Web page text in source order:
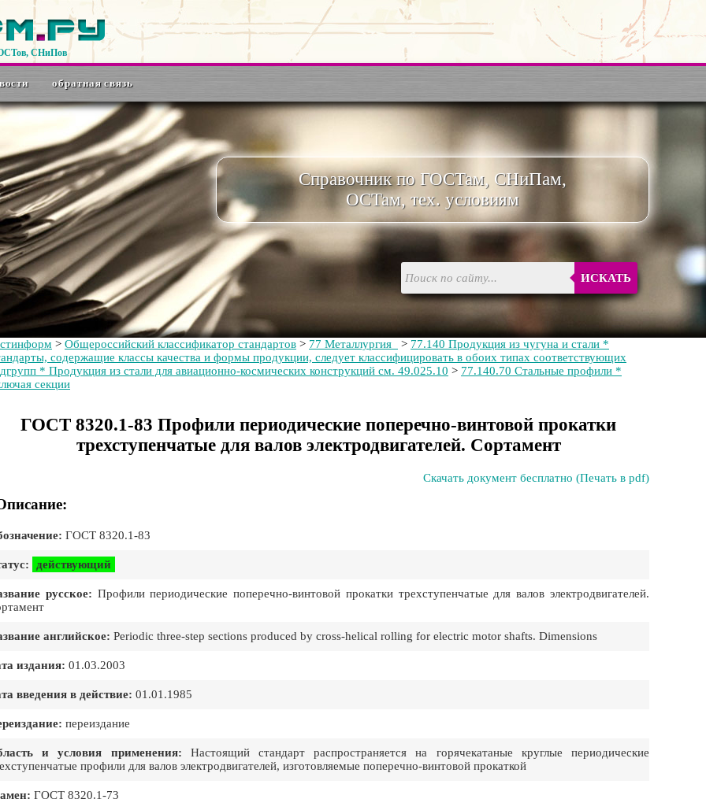
СНиПов
обратная связь
Справочник по ГОСТам, СНиПам,
ОСТам, тех. условиям
ИСКАТЬ
> Общероссийский классификатор стандартов > 77 Металлургия > 77.140 Продукция из чугуна и стали *
содержащие классы качества и формы продукции, следует классифицировать в обоих типах соответствующих
* Продукция из стали для авиационно-космических конструкций см. 49.025.10 > 77.140.70 Стальные профили *
секции
ГОСТ 8320.1-83 Профили периодические поперечно-винтовой прокатки
трехступенчатые для валов электродвигателей. Сортамент
Скачать документ бесплатно (Печать в pdf)
ГОСТ 8320.1-83
действующий
русское: Профили периодические поперечно-винтовой прокатки трехступенчатые для валов электродвигателей.
английское: Periodic three-step sections produced by cross-helical rolling for electric motor shafts. Dimensions
издания: 01.03.2003
введения в действие: 01.01.1985
переиздание
и условия применения: Настоящий стандарт распространяется на горячекатаные круглые периодические
профили для валов электродвигателей, изготовляемые поперечно-винтовой прокаткой
ГОСТ 8320.1-73